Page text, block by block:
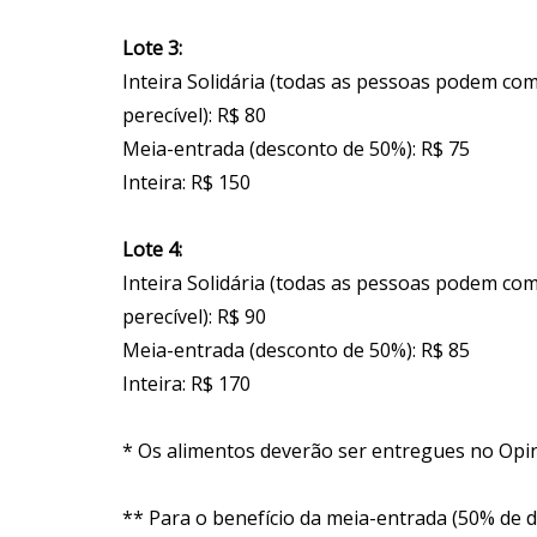
Lote 3:
Inteira Solidária (todas as pessoas podem
perecível): R$ 80
Meia-entrada (desconto de 50%): R$ 75
Inteira: R$ 150
Lote 4:
Inteira Solidária (todas as pessoas podem
perecível): R$ 90
Meia-entrada (desconto de 50%): R$ 85
Inteira: R$ 170
* Os alimentos deverão ser entregues no
** Para o benefício da meia-entrada (50% de